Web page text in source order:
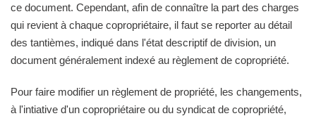
ce document. Cependant, afin de connaître la part des charges
qui revient à chaque copropriétaire, il faut se reporter au détail
des tantièmes, indiqué dans l'état descriptif de division, un
document généralement indexé au règlement de copropriété.
Pour faire modifier un règlement de propriété, les changements,
à l'intiative d'un copropriétaire ou du syndicat de copropriété,